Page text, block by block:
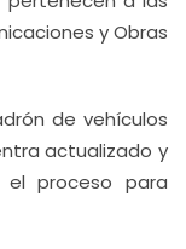
y Obras
de vehículos
actualizado y
proceso para